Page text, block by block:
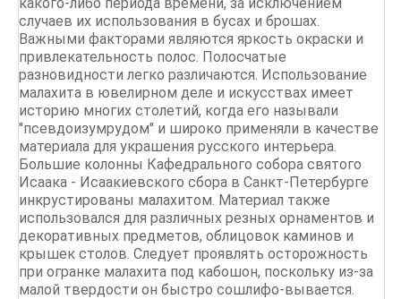
случаев их использования в бусах и брошах.
Важными факторами являются яркость окраски и
привлекательность полос. Полосчатые
разновидности легко различаются. Использование
малахита в ювелирном деле и искусствах имеет
историю многих столетий, когда его называли
"псевдоизумрудом" и широко применяли в качестве
материала для украшения русского интерьера.
Большие колонны Кафедрального собора святого
Исаака - Исаакиевского сбора в Санкт-Петербурге
инкрустированы малахитом. Материал также
использовался для различных резных орнаментов и
декоративных предметов, облицовок каминов и
крышек столов. Следует проявлять осторожность
при огранке малахита под кабошон, поскольку из-за
малой твердости он быстро сошлифо-вывается.